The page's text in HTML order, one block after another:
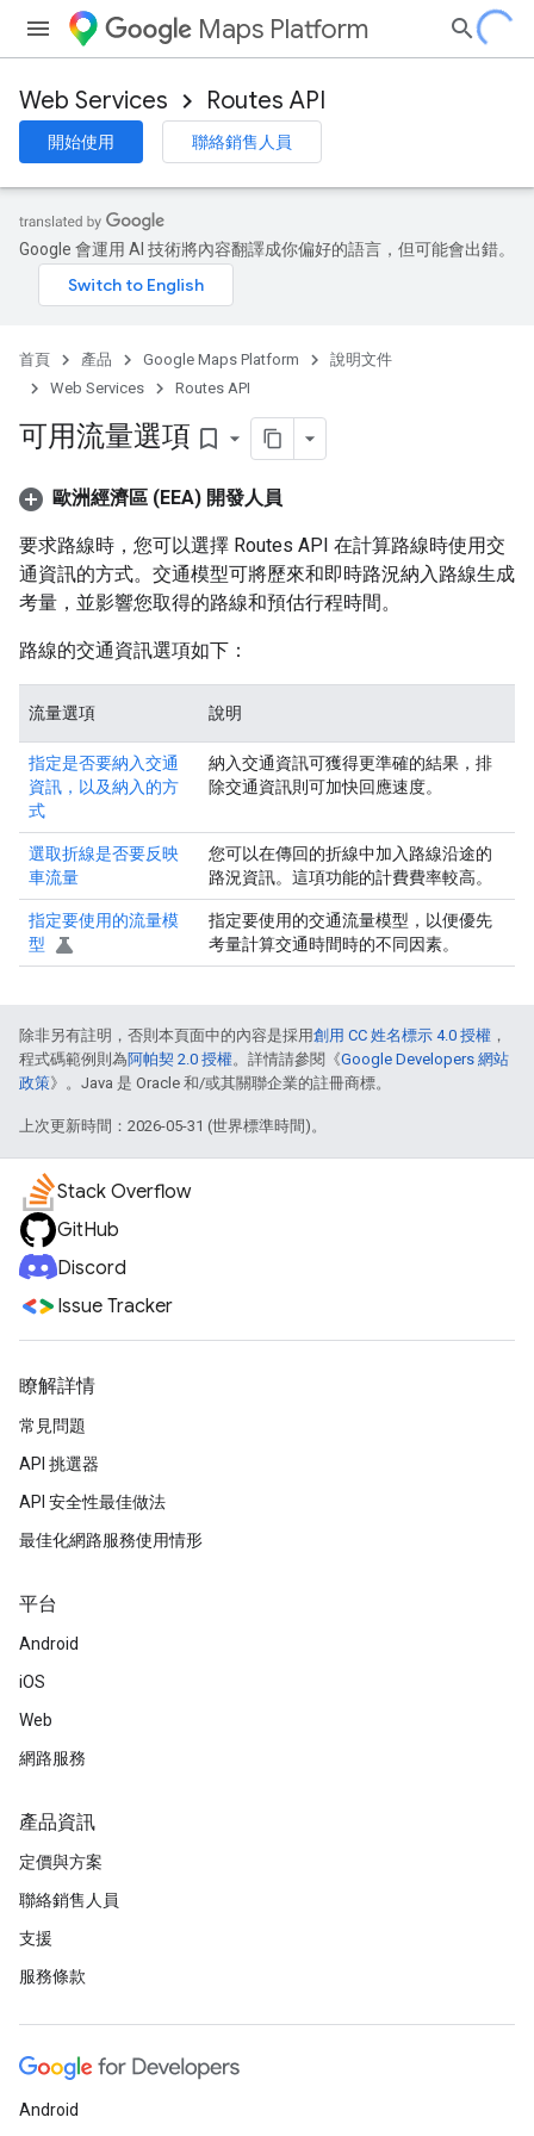
Maps Platform
Web Services Routes API
開始使用 聯絡銷售人員
Google 會運用 AI 技術將內容翻譯成你偏好的語言，但可能會出錯。
首頁 產品 Google Maps Platform
說明文件
Web Services
Routes API
可用流量選項 bookmark_border
歐洲經濟區 (EEA) 開發人員
要求路線時，您可以選擇 Routes API 在計算路線時使用交
通資訊的方式。交通模型可將歷來和即時路況納入路線生成
考量，並影響您取得的路線和預估行程時間。
路線的交通資訊選項如下：
流量選項 說明
指定是否要納入交通
資訊，以及納入的方
式
納入交通資訊可獲得更準確的結果，排
除交通資訊則可加快回應速度。
選取折線是否要反映
車流量
您可以在傳回的折線中加入路線沿途的
路況資訊。這項功能的計費費率較高。
指定要使用的流量模
型
指定要使用的交通流量模型，以便優先
考量計算交通時間時的不同因素。
除非另有註明，否則本頁面中的內容是採用創用 CC 姓名標示 4.0 授權 ，
程式碼範例則為阿帕契 2.0 授權。詳情請參閱《Google Developers 網站
政策》。Java 是 Oracle 和/或其關聯企業的註冊商標。
上次更新時間：2026-05-31 (世界標準時間)。
Stack Overflow
GitHub
Discord
Issue Tracker
瞭解詳情
常見問題
API 挑選器
API 安全性最佳做法
最佳化網路服務使用情形
平台
Android
iOS
Web
網路服務
產品資訊
定價與方案
聯絡銷售人員
支援
服務條款
Android